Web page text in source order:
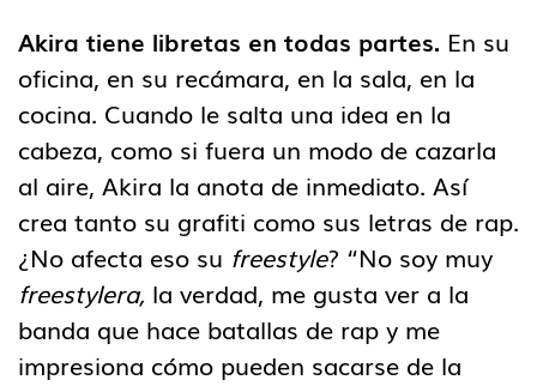
Akira tiene libretas en todas partes. En su
oficina, en su recámara, en la sala, en la
cocina. Cuando le salta una idea en la
cabeza, como si fuera un modo de cazarla
al aire, Akira la anota de inmediato. Así
crea tanto su grafiti como sus letras de rap.
¿No afecta eso su freestyle? “No soy muy
freestylera, la verdad, me gusta ver a la
banda que hace batallas de rap y me
impresiona cómo pueden sacarse de la